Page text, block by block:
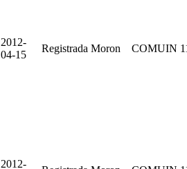
2012-
04-15
Registrada Moron COMUIN
2012-